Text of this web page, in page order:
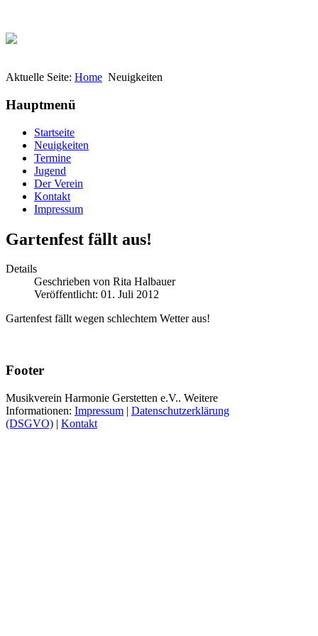
Aktuelle Seite: Home Neuigkeiten
Hauptmenü
Startseite
Neuigkeiten
Termine
Jugend
Der Verein
Kontakt
Impressum
Gartenfest fällt aus!
Details
Geschrieben von Rita Halbauer
Veröffentlicht: 01. Juli 2012
Gartenfest fällt wegen schlechtem Wetter aus!
Footer
Musikverein Harmonie Gerstetten e.V.. Weitere
Informationen: Impressum | Datenschutzerklärung
(DSGVO) | Kontakt